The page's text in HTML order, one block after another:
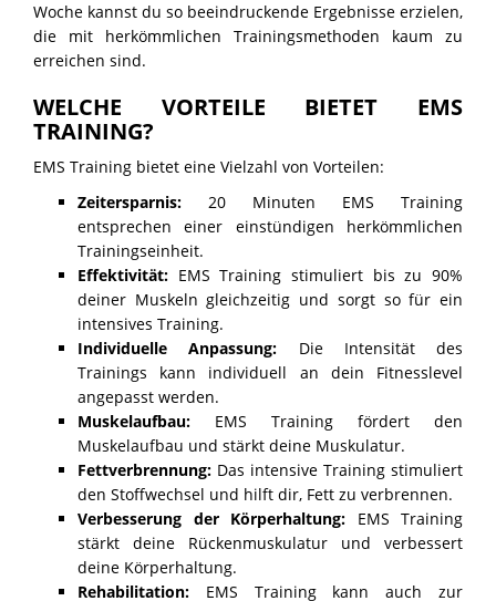
Woche kannst du so beeindruckende Ergebnisse erzielen,
die mit herkömmlichen Trainingsmethoden kaum zu
erreichen sind.
WELCHE VORTEILE BIETET EMS
TRAINING?
EMS Training bietet eine Vielzahl von Vorteilen:
Zeitersparnis: 20 Minuten EMS Training
entsprechen einer einstündigen herkömmlichen
Trainingseinheit.
Effektivität: EMS Training stimuliert bis zu 90%
deiner Muskeln gleichzeitig und sorgt so für ein
intensives Training.
Individuelle Anpassung: Die Intensität des
Trainings kann individuell an dein Fitnesslevel
angepasst werden.
Muskelaufbau: EMS Training fördert den
Muskelaufbau und stärkt deine Muskulatur.
Fettverbrennung: Das intensive Training stimuliert
den Stoffwechsel und hilft dir, Fett zu verbrennen.
Verbesserung der Körperhaltung: EMS Training
stärkt deine Rückenmuskulatur und verbessert
deine Körperhaltung.
Rehabilitation: EMS Training kann auch zur